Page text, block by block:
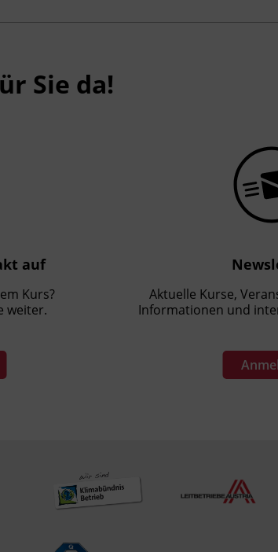
Sie da!
auf
Kurs?
weiter.
Aktuelle Kurse,
Informationen und